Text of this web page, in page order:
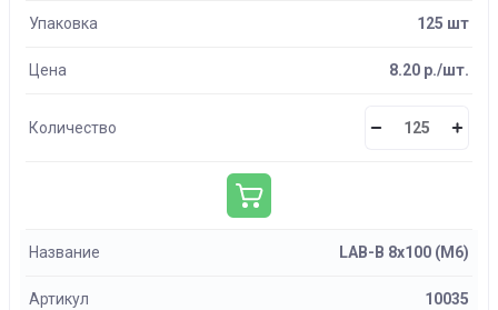
Упаковка 125 шт
Цена 8.20 р./шт.
Количество
Название LAB-B 8х100 (М6)
Артикул 10035